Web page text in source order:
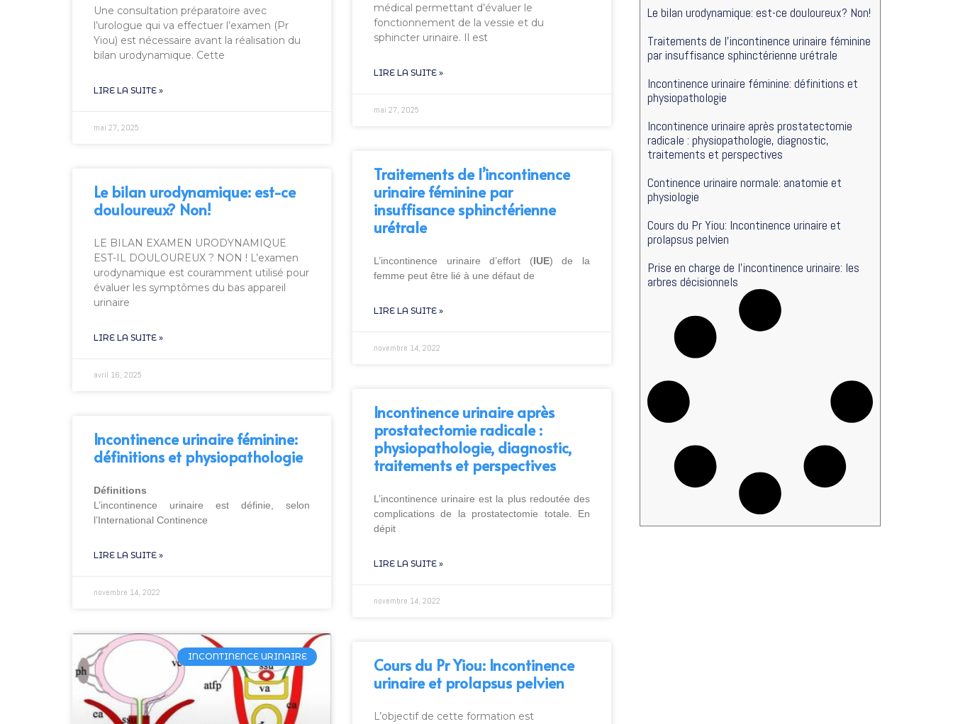
Une consultation préparatoire avec
l’urologue qui va effectuer l’examen (Pr
Yiou) est nécessaire avant la réalisation du
bilan urodynamique. Cette
LIRE LA SUITE »
mai 27, 2025
médical permettant d’évaluer le
fonctionnement de la vessie et du
sphincter urinaire. Il est
LIRE LA SUITE »
mai 27, 2025
Le bilan urodynamique: est-ce
douloureux? Non!
LE BILAN EXAMEN URODYNAMIQUE
EST-IL DOULOUREUX ? NON ! L’examen
urodynamique est couramment utilisé pour
évaluer les symptômes du bas appareil
urinaire
LIRE LA SUITE »
avril 16, 2025
Traitements de l’incontinence
urinaire féminine par
insuffisance sphinctérienne
urétrale
L’incontinence urinaire d’effort (IUE) de la
femme peut être lié à une défaut de
LIRE LA SUITE »
novembre 14, 2022
Incontinence urinaire féminine:
définitions et physiopathologie
Définitions
L’incontinence urinaire est définie, selon
l’International Continence
LIRE LA SUITE »
novembre 14, 2022
Incontinence urinaire après
prostatectomie radicale :
physiopathologie, diagnostic,
traitements et perspectives
L’incontinence urinaire est la plus redoutée des
complications de la prostatectomie totale. En
dépit
LIRE LA SUITE »
novembre 14, 2022
INCONTINENCE URINAIRE
Cours du Pr Yiou: Incontinence
urinaire et prolapsus pelvien
L’objectif de cette formation est
Le bilan urodynamique: est-ce douloureux? Non!
Traitements de l’incontinence urinaire féminine
par insuffisance sphinctérienne urétrale
Incontinence urinaire féminine: définitions et
physiopathologie
Incontinence urinaire après prostatectomie
radicale : physiopathologie, diagnostic,
traitements et perspectives
Continence urinaire normale: anatomie et
physiologie
Cours du Pr Yiou: Incontinence urinaire et
prolapsus pelvien
Prise en charge de l’incontinence urinaire: les
arbres décisionnels